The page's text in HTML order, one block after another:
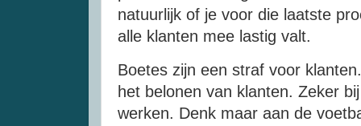
natuurlijk of je voor die laatste
alle klanten mee lastig valt.
Boetes zijn een straf voor
het belonen van klanten. Zeker
werken. Denk maar aan de